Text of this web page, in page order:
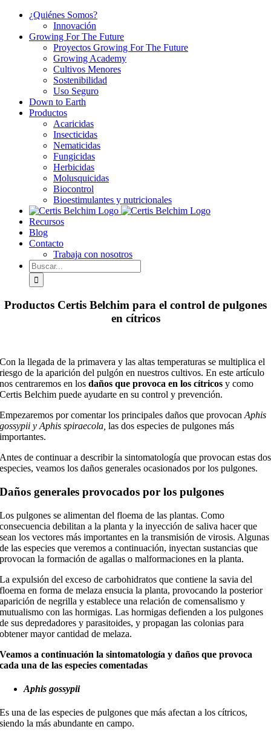
Saltar
contenido
¿Quiénes Somos?
Innovación
Growing For The Future
Proyectos Growing For The Future
Growing Academy
Cultivos Menores
Sostenibilidad
Uso Seguro
Down to Earth
Productos
Acaricidas
Insecticidas
Nematicidas
Fungicidas
Herbicidas
Molusquicidas
Biocontrol
Bioestimulantes y nutricionales
Recursos
Blog
Contacto
Trabaja con nosotros
Buscar:
Productos Certis Belchim para el control de pulgones
en cítricos
Con la llegada de la primavera y las altas temperaturas se multiplica el
riesgo de la aparición del pulgón en nuestros cultivos. En este artículo
nos centraremos en losdaños que provoca en los cítricos y como
Certis Belchim puede ayudarte en su control y prevención.
Empezaremos por comentar los principales daños que provocanAphis
gossypiiyAphis spiraecola,las dos especies de pulgones más
importantes.
Antes de continuar a describir la sintomatología que provocan estas dos
especies, veamos los daños generales ocasionados por los pulgones.
Daños generales provocados por los pulgones
Los pulgones se alimentan del floema de las plantas. Como
consecuencia debilitan a la planta y la inyección de saliva hacer que
sean los vectores más importantes en la transmisión de virosis. Algunas
de las especies que veremos a continuación, inyectan sustancias que
provocan la formación de agallas o malformaciones en la planta.
La expulsión del exceso de carbohidratos que contiene la savia del
floema en forma de melaza ensucia la planta, provocando la posterior
aparición de negrilla y establece una relación de comensalismo y
mutualismo con las hormigas. Las hormigas defienden a los pulgones
de sus depredadores y parasitoides, y propagan las colonias para
obtener mayor cantidad de melaza.
Veamos a continuación la sintomatología y daños que provoca
cada una de las especies comentadas
Aphis gossypii
Es una de las especies de pulgones que más afectan a los cítricos,
siendo la más abundante en campo.